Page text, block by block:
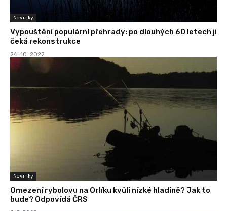
Novinky
Vypouštění populární přehrady: po dlouhých 60 letech ji
čeká rekonstrukce
24. 10. 2022
Novinky
Omezení rybolovu na Orlíku kvůli nízké hladině? Jak to
bude? Odpovídá ČRS